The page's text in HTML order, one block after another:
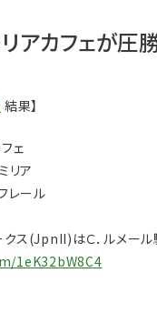
リアカフェが
結果】
ェ
リア
レール
ス(JpnII)はＣ．ルメール
1eK32bW8C4